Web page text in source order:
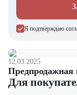
Я подтверждаю
12.03.2025
Предпродажная
Для